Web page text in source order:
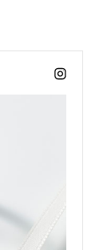
思います。本当